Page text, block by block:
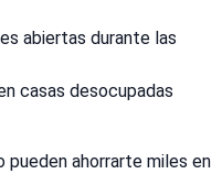
abiertas durante las
casas desocupadas
pueden ahorrarte miles en